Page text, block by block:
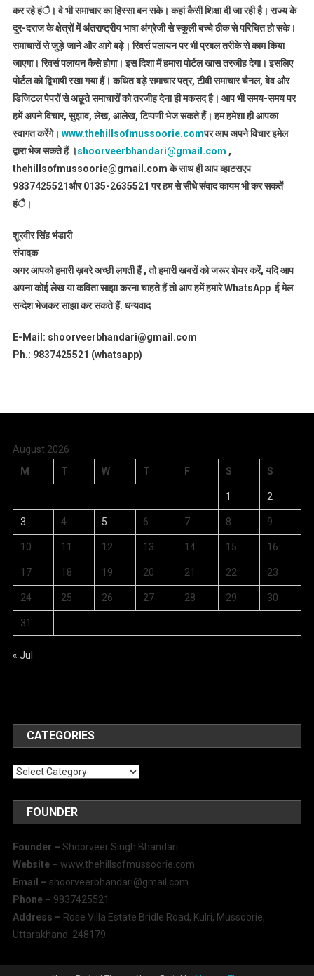
कर रहे हंै। वे भी समाचार का हिस्सा बन सके। कहां कैसी शिक्षा दी जा रही है। राज्य के
दूर-दराज के क्षेत्रों में अंतराष्ट्रीय भाषा अंग्रेजी से स्कूली बच्चे ठीक से परिचित हो सके।
समाचारों से जुड़े जाने और आगे बढ़े। रिवर्स पलायन पर भी प्रबल तरीके से काम किया
जाएगा। रिवर्स पलायन कैसे होगा। इस दिशा में हमारा पोर्टल खास तरजीह देगा। इसलिए
पोर्टल को द्विभाषी रखा गया हैं। कथित बड़े समाचार पत्र, टीवी समाचार चैनल, बेव और
डिजिटल पेपरों से अछूते समाचारों को तरजीह देना ही मकसद है। आप भी समय-समय पर
हमें अपने विचार, सुझाव, लेख, आलेख, टिप्पणी भेज सकते हैं। हम हमेशा ही आपका
स्वागत करेंगे। www.thehillsofmussoorie.comपर आप अपने विचार इमेल
द्वारा भेज सकते हैं ।shoorveerbhandari@gmail.com ,
thehillsofmussoorie@gmail.com के साथ ही आप व्हाटसएप
9837425521और 0135-2635521 पर हम से सीधे संवाद कायम भी कर सकतें
हंै।
शूरवीर सिंह भंडारी
संपादक
अगर आपको हमारी ख़बरे अच्छी लगती हैं , तो हमारी खबरों को जरूर शेयर करें, यदि आप
अपना कोई लेख या कविता साझा करना चाहते हैं तो आप हमें हमारे WhatsApp ई मेल
सन्देश भेजकर साझा कर सकते हैं. धन्यवाद
E-Mail: shoorveerbhandari@gmail.com
Ph.: 9837425521 (whatsapp)
August 2026
M
T W T F S S
1 2
3 4 5 6 7 8 9
10 11 12 13 14 15 16
17 18 19 20 21 22 23
24 25 26 27 28 29 30
31
« Jul
CATEGORIES
Categories
FOUNDER
Founder – Shoorveer Singh Bhandari
Website – www.thehillsofmussoorie.com
Email – shoorveerbhandari@gmail.com
Phone – 9837425521
Address – Rose Villa Estate Bridle Road, Kulri, Mussoorie,
Uttarakhand. 248179